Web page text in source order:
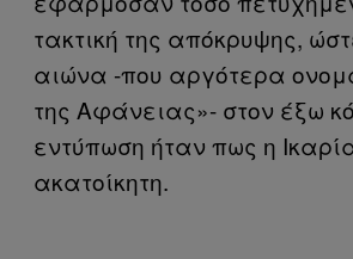
τακτική της απόκρυψης,
αιώνα -που αργότερα
της Αφάνειας»- στον έξω
εντύπωση ήταν πως η
ακατοίκητη.